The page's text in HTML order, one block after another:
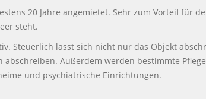
20 Jahre angemietet. Sehr zum Vorteil für
steht.
Steuerlich lässt sich nicht nur das Objekt
Außerdem werden bestimmte
und psychiatrische Einrichtungen.